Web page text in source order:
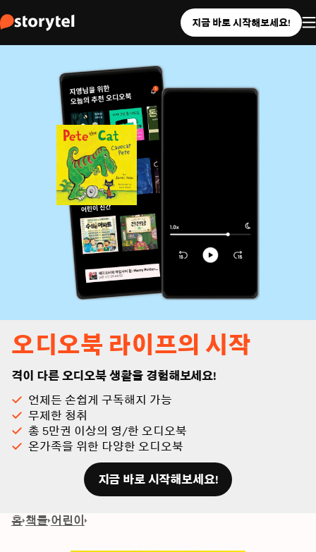
지금 바로 시작해보세요!
오디오북 라이프의 시작
격이 다른 오디오북 생활을 경험해보세요!
언제든 손쉽게 구독해지 가능
무제한 청취
총 5만권 이상의 영/한 오디오북
온가족을 위한 다양한 오디오북
지금 바로 시작해보세요!
홈 책들 어린이